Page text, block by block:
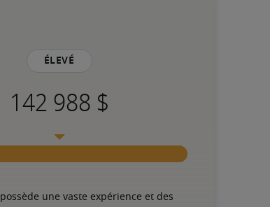
Élevé
une vaste expérience et des